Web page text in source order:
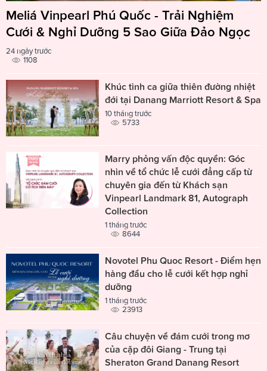
Meliá Vinpearl Phú Quốc - Trải Nghiệm
Cưới & Nghỉ Dưỡng 5 Sao Giữa Đảo Ngọc
24 ngày trước
1108
Khúc tình ca giữa thiên đường nhiệt
đới tại Danang Marriott Resort & Spa
10 tháng trước
5733
Marry phỏng vấn độc quyền: Góc
nhìn về tổ chức lễ cưới đẳng cấp từ
chuyên gia đến từ Khách sạn
Vinpearl Landmark 81, Autograph
Collection
1 tháng trước
8644
Novotel Phu Quoc Resort - Điểm hẹn
hàng đầu cho lễ cưới kết hợp nghỉ
dưỡng
1 tháng trước
23913
Câu chuyện về đám cưới trong mơ
của cặp đôi Giang - Trung tại
Sheraton Grand Danang Resort